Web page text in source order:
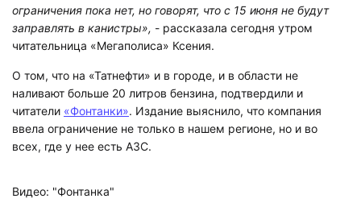
ограничения пока нет, но говорят, что с 15 июня не будут
заправлять в канистры», - рассказала сегодня утром
читательница «Мегаполиса» Ксения.
О том, что на «Татнефти» и в городе, и в области не
наливают больше 20 литров бензина, подтвердили и
читатели «Фонтанки». Издание выяснило, что компания
ввела ограничение не только в нашем регионе, но и во
всех, где у нее есть АЗС.
Видео: "Фонтанка"